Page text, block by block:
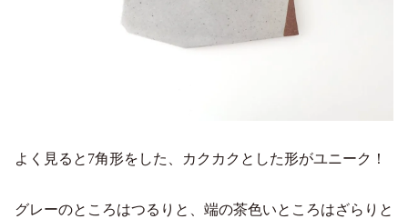
よく見ると7角形をした、カクカクとした形がユニーク！
グレーのところはつるりと、端の茶色いところはざらりと